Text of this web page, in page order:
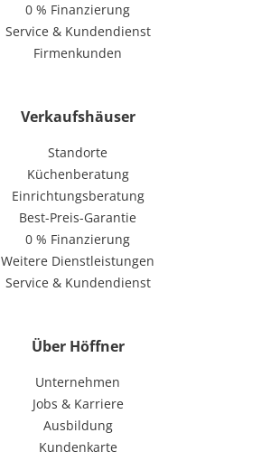
0 % Finanzierung
Service & Kundendienst
Firmenkunden
Verkaufshäuser
Standorte
Küchenberatung
Einrichtungsberatung
Best-Preis-Garantie
0 % Finanzierung
Weitere Dienstleistungen
Service & Kundendienst
Über Höffner
Unternehmen
Jobs & Karriere
Ausbildung
Kundenkarte